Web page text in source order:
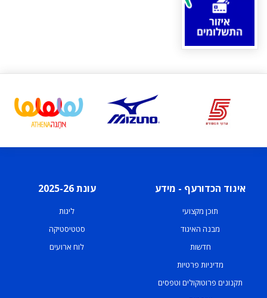
איגוד הכדורעף - מידע
תוכן מקצועי
מבנה האיגוד
חדשות
מדיניות פרטיות
תקנונים פרוטוקולים וטפסים
עונת 2025-26
ליגות
סטטיסטיקה
לוח ארועים